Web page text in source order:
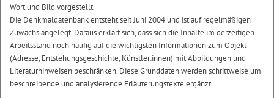
Wort und Bild vorgestellt.
Die Denkmaldatenbank entsteht seit Juni 2004 und ist auf regelmäßigen
Zuwachs angelegt. Daraus erklärt sich, dass sich die Inhalte im derzeitigen
Arbeitsstand noch häufig auf die wichtigsten Informationen zum Objekt
(Adresse, Entstehungsgeschichte, Künstler:innen) mit Abbildungen und
Literaturhinweisen beschränken. Diese Grunddaten werden schrittweise um
beschreibende und analysierende Erläuterungstexte ergänzt.